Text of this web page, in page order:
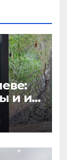
и их